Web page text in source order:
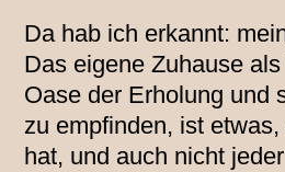
Da hab ich erkannt:
Das eigene Zuhause
Oase der Erholung und
zu empfinden, ist
hat, und auch nicht